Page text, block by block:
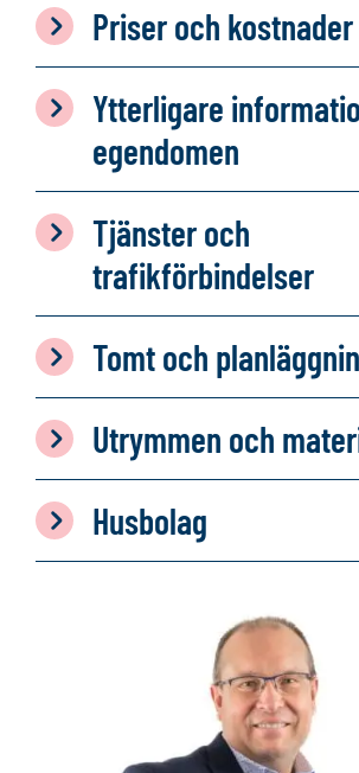
Priser och kostnader
Ytterligare
egendomen
Tjänster och
trafikförbindelser
Tomt och
Utrymmen och
Husbolag